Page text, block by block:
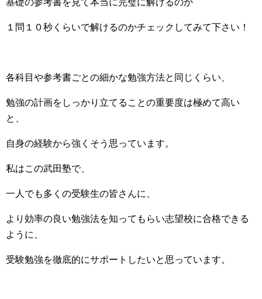
基礎の参考書を見て本当に完璧に解けるのか
１問１０秒くらいで解けるのかチェックしてみて下さい！
各科目や参考書ごとの細かな勉強方法と同じくらい、
勉強の計画をしっかり立てることの重要度は極めて高い
と、
自身の経験から強くそう思っています。
私はこの武田塾で、
一人でも多くの受験生の皆さんに、
より効率の良い勉強法を知ってもらい志望校に合格できる
ように、
受験勉強を徹底的にサポートしたいと思っています。